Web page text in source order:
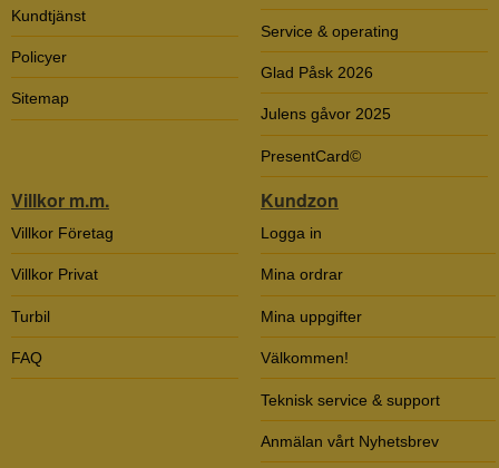
Kundtjänst
Policyer
Sitemap
Service & operating
Glad Påsk 2026
Julens gåvor 2025
PresentCard©
Villkor m.m.
Villkor Företag
Villkor Privat
Turbil
FAQ
Kundzon
Logga in
Mina ordrar
Mina uppgifter
Välkommen!
Teknisk service & support
Anmälan vårt Nyhetsbrev